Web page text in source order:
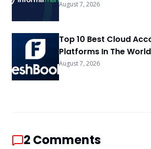
August 7, 2026
Top 10 Best Cloud
Platforms In The
August 7, 2026
2 Comments